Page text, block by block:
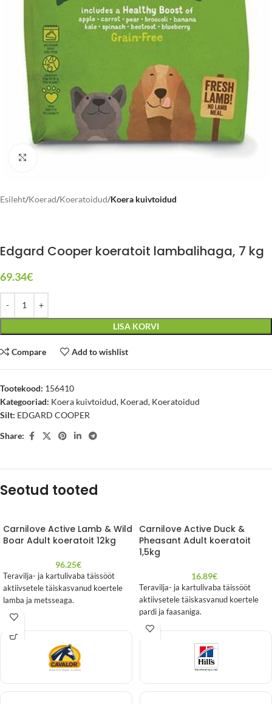
Esileht Koerad Koeratoidud Koera kuivtoidud
Edgard Cooper koeratoit lambalihaga, 7 kg
69.34€
LISA KORVI
Compare Add to wishlist
Tootekood: 156410
Kategooriad: Koera kuivtoidud, Koerad, Koeratoidud
Silt: EDGARD COOPER
Share:
Seotud tooted
Carnilove Active Lamb & Wild
Boar Adult koeratoit 12kg
96.25€
Teravilja- ja kartulivaba täissööt
aktiivsetele täiskasvanud koertele
lamba ja metsseaga.
Carnilove Active Duck &
Pheasant Adult koeratoit
1,5kg
16.89€
Teravilja- ja kartulivaba täissööt
aktiivsetele täiskasvanud koertele
pardi ja faasaniga.